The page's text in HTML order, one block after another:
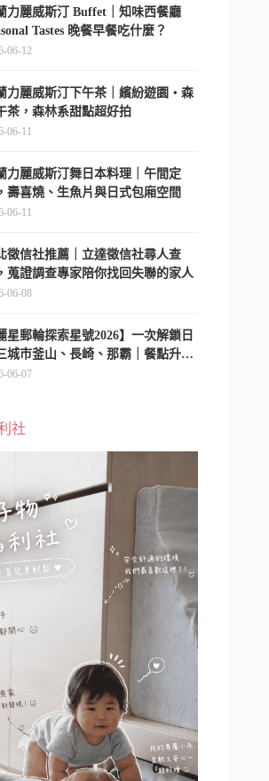
力麗威斯汀 Buffet｜知味西餐廳
Tastes 晚餐早餐吃什麼？
06-12
力麗威斯汀下午茶｜繽紛遊園・森
茶，森林系甜點超好拍
06-11
力麗威斯汀舞日本料理｜午間定
壽喜燒、生魚片與日式包廂空間
06-11
徵信社推薦｜立達徵信社尋人查
蒐證調查專家陪你找回失聯的家人
06-08
星郵輪探索星號2026】一次解鎖日
城市釜山、長崎、那霸｜餐點升
表演更新、船上慶生超難忘
06-07
社